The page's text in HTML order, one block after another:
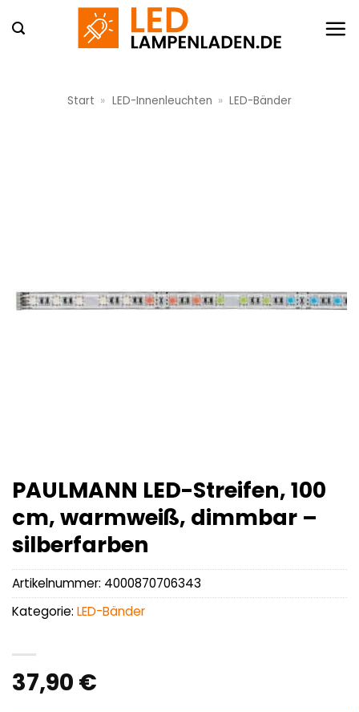
Inhalt
Start » LED-Innenleuchten » LED-Bänder
PAULMANN LED-Streifen, 100
cm, warmweiß, dimmbar –
silberfarben
37,90 €
Artikelnummer: 4000870706343
Kategorie: LED-Bänder